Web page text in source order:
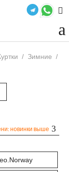
/ Зимние /
новинки выше